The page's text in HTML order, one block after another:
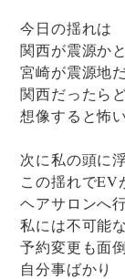
今日の揺れは
関西が震源か
宮崎が震源地
関西だったら
想像すると怖
次に私の頭に
この揺れでEV
ヘアサロンへ
私には不可能
予約変更も面倒
自分事ばかり